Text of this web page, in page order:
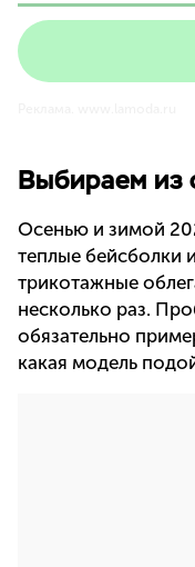
Выбираем из
Осенью и зимой
теплые бейсболки
трикотажные
несколько раз.
обязательно
какая модель